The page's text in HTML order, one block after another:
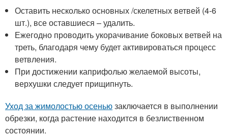
Оставить несколько основных /скелетных ветвей (4-6
шт.), все оставшиеся – удалить.
Ежегодно проводить укорачивание боковых ветвей на
треть, благодаря чему будет активироваться процесс
ветвления.
При достижении каприфолью желаемой высоты,
верхушки следует прищипнуть.
Уход за жимолостью осеньюзаключается в выполнении
обрезки, когда растение находится в безлиственном
состоянии.